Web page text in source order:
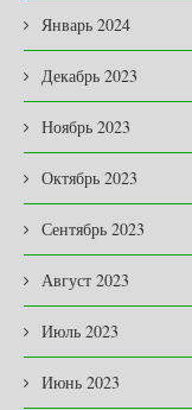
Январь 2024
Декабрь 2023
Ноябрь 2023
Октябрь 2023
Сентябрь 2023
Август 2023
Июль 2023
Июнь 2023